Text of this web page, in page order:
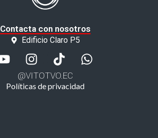
Contacta con nosotros
Edificio Claro P5
@VITOTVO.EC
Políticas de privacidad